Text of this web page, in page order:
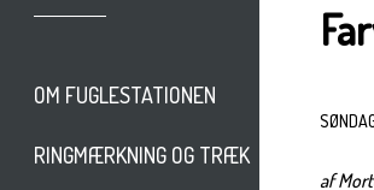
OM FUGLESTATIONEN
RINGMÆRKNING OG TRÆK
af